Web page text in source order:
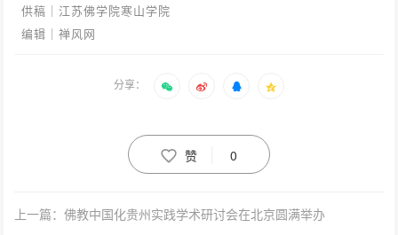
供稿｜江苏佛学院寒山学院
编辑｜禅风网
分享：
赞 0
上一篇：佛教中国化贵州实践学术研讨会在北京圆满举办